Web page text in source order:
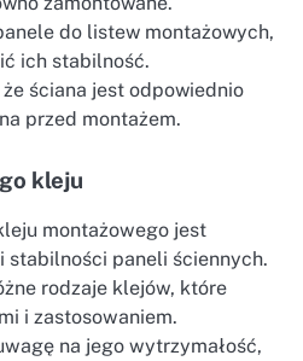
do listew montażowych,
ich stabilność.
że ściana jest odpowiednio
przed montażem.
kleju
montażowego jest
stabilności paneli ściennych.
rodzaje klejów, które
i zastosowaniem.
na jego wytrzymałość,